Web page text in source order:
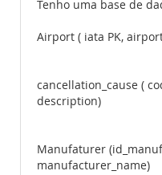
Tenho uma base de
Airport ( iata PK,
cancellation_cause (
description)
Manufaturer
manufacturer_name)